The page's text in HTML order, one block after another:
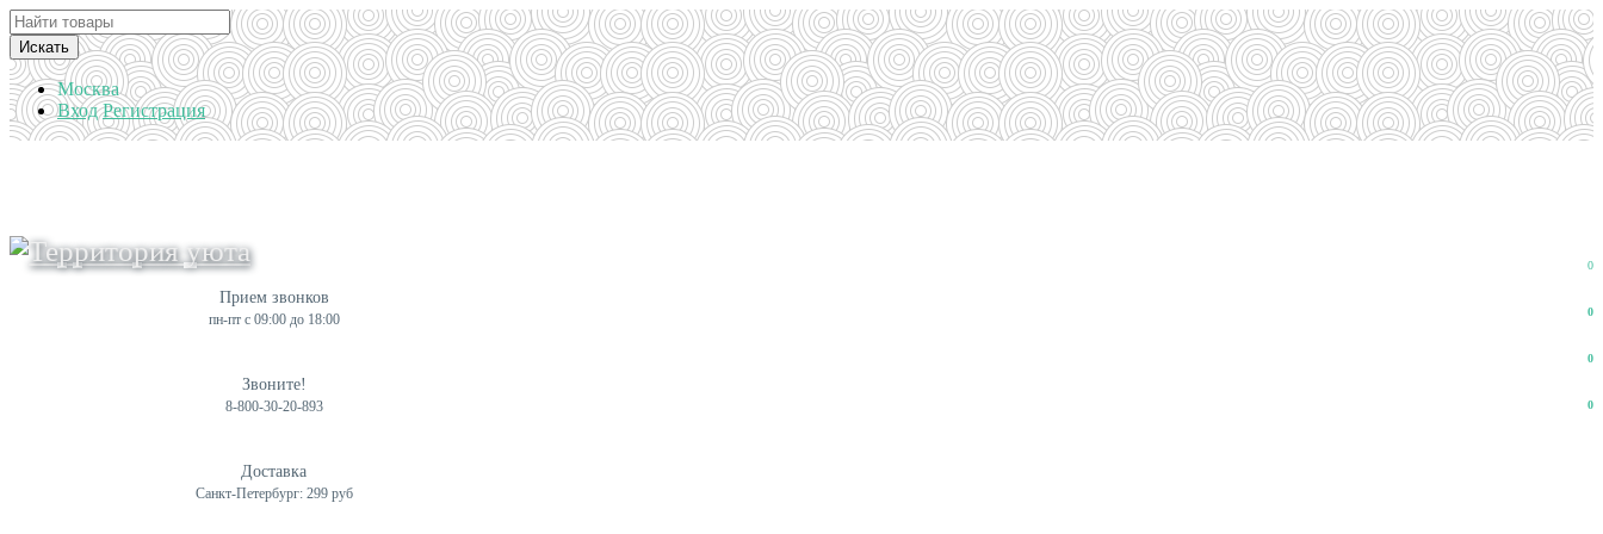
Искать
Москва
Вход Регистрация
0
0
0
0
Прием звонков
пн-пт с 09:00 до 18:00
Звоните!
8-800-30-20-893
Доставка
Санкт-Петербург: 299 руб